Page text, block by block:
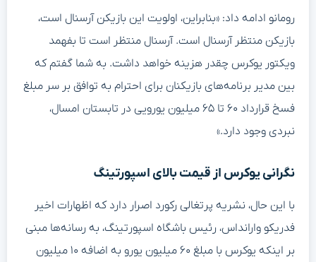
رومانو ادامه داد: «بنابراین، اولویت این بازیکن آرسنال است،
بازیکن منتظر آرسنال است. آرسنال منتظر است تا بفهمد
ویکتور یوکرس چقدر هزینه خواهد داشت. به شما گفتم که
بین مدیر برنامه‌های بازیکنان برای احترام به توافق بر سر مبلغ
فسخ قرارداد ۶۰ تا ۶۵ میلیون یورویی در تابستان امسال،
نبردی وجود دارد.»
نگرانی یوکرس از قیمت بالای اسپورتینگ
با این حال، نشریه پرتغالی رکورد اصرار دارد که اظهارات اخیر
فدریکو وارانداس، رئیس باشگاه اسپورتینگ، به رسانه‌ها مبنی
بر اینکه یوکرس با مبلغ ۶۰ میلیون یورو به اضافه ۱۰ میلیون